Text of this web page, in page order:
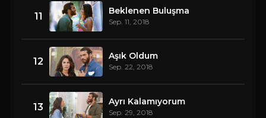
11 Beklenen Buluşma
Sep. 11, 2018
12 Aşık Oldum
Sep. 22, 2018
13 Ayrı Kalamıyorum
Sep. 29, 2018